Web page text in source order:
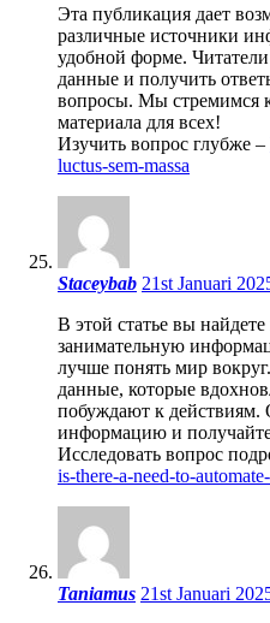
Эта публикация дает
различные источники
удобной форме.
данные и получить
вопросы. Мы стремимся
материала для всех!
Изучить вопрос глубже –
luctus-sem-massa
Staceybab 21st Januari
В этой статье вы
занимательную
лучше понять мир
данные, которые
побуждают к
информацию и
Исследовать вопрос
is-there-a-need-to-
Taniamus 21st Januari